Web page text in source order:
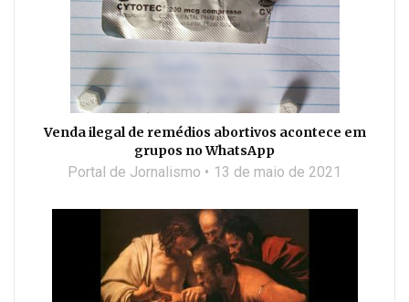
Venda ilegal de remédios abortivos acontece em
grupos no WhatsApp
Portal de Jornalismo 13 de maio de 2021